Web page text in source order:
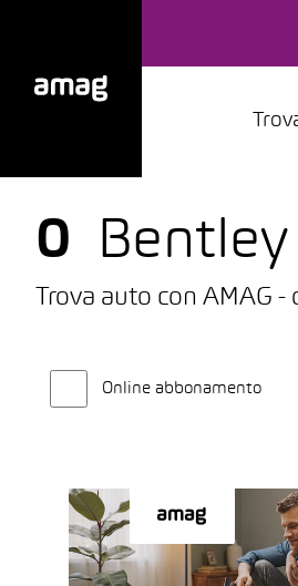
0 Bentley
Trova auto con AMAG -
Online abbonamento